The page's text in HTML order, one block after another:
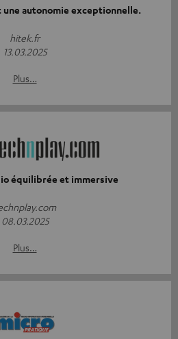
une autonomie exceptionnelle.
hitek.fr
13.03.2025
Plus…
équilibrée et immersive
08.03.2025
Plus…